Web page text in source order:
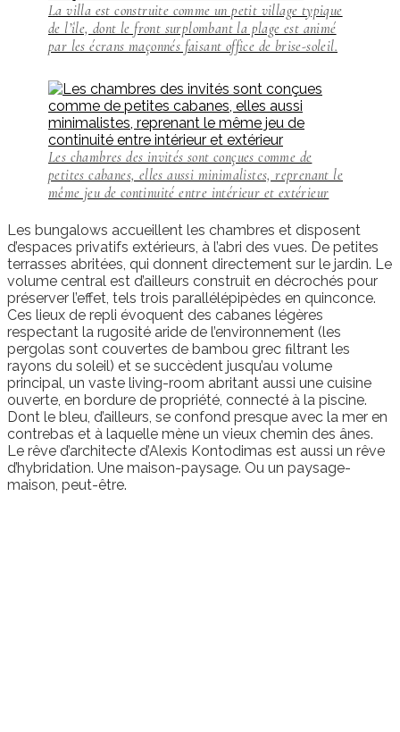
La villa est construite comme un petit village typique
de l’île, dont le front surplombant la plage est animé
par les écrans maçonnés faisant office de brise-soleil.
Les chambres des invités sont conçues comme de
petites cabanes, elles aussi minimalistes, reprenant le
même jeu de continuité entre intérieur et extérieur
Les bungalows accueillent les chambres et disposent
d’espaces privatifs extérieurs, à l’abri des vues. De petites
terrasses abritées, qui donnent directement sur le jardin. Le
volume central est d’ailleurs construit en décrochés pour
préserver l’effet, tels trois parallélépipèdes en quinconce.
Ces lieux de repli évoquent des cabanes légères
respectant la rugosité aride de l’environnement (les
pergolas sont couvertes de bambou grec ﬁltrant les
rayons du soleil) et se succèdent jusqu’au volume
principal, un vaste living-room abritant aussi une cuisine
ouverte, en bordure de propriété, connecté à la piscine.
Dont le bleu, d’ailleurs, se confond presque avec la mer en
contrebas et à laquelle mène un vieux chemin des ânes.
Le rêve d’architecte d’Alexis Kontodimas est aussi un rêve
d’hybridation. Une maison-paysage. Ou un paysage-
maison, peut-être.